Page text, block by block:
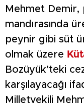
Mehmet Demir,
mandırasında
peynir gibi süt
olmak üzere
Bozüyük’teki
karşılayacağı
Milletvekili